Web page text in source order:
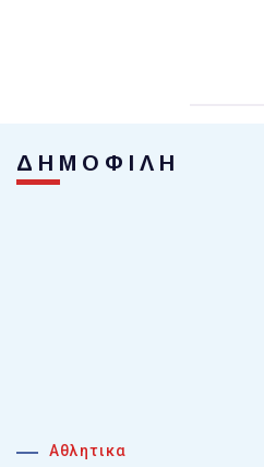
ΔΗΜΟΦΙΛΗ
Αθλητικα